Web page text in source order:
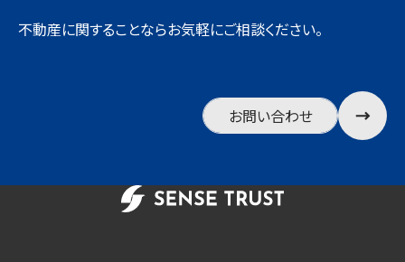
不動産に関することならお気軽にご相談ください。
お問い合わせ